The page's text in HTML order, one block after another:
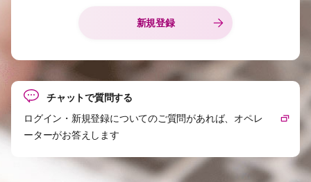
新規登録
チャットで質問する
ログイン・新規登録についてのご質問があれば、オペレ
ーターがお答えします